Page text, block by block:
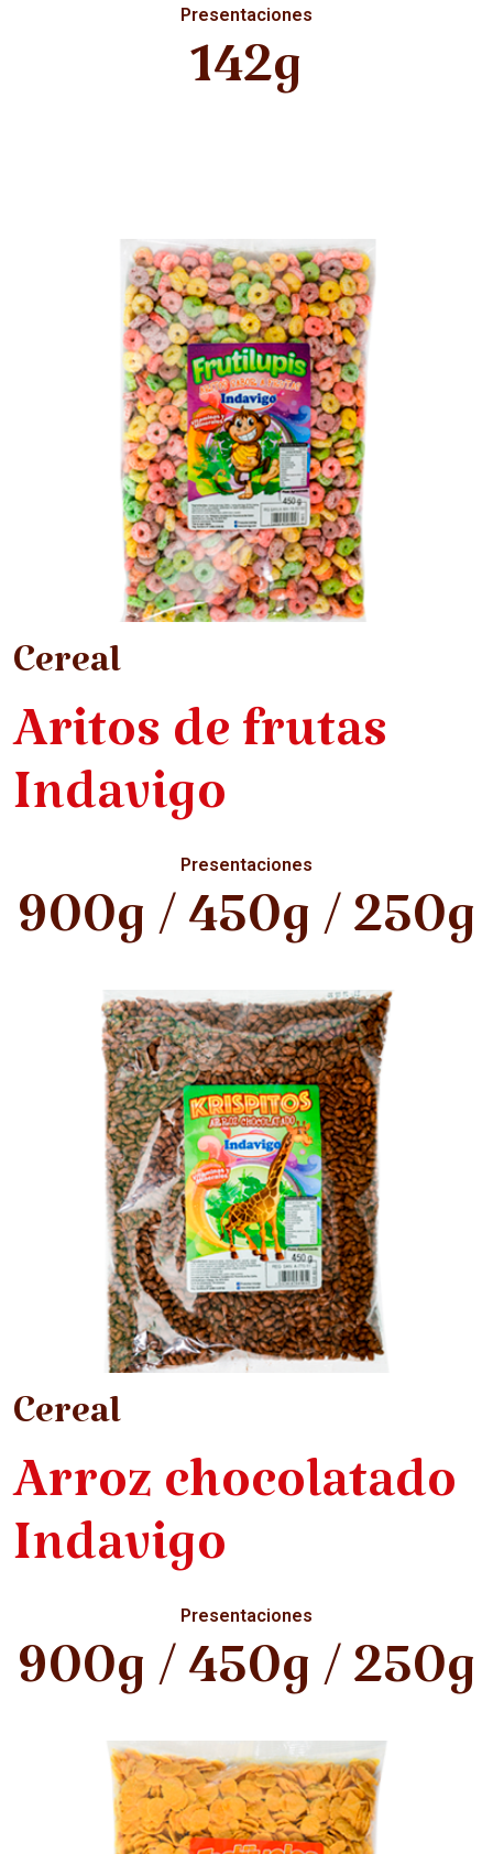
Presentaciones
142g
Cereal
Aritos de frutas
Indavigo
Presentaciones
900g / 450g / 250g
Cereal
Arroz chocolatado
Indavigo
Presentaciones
900g / 450g / 250g